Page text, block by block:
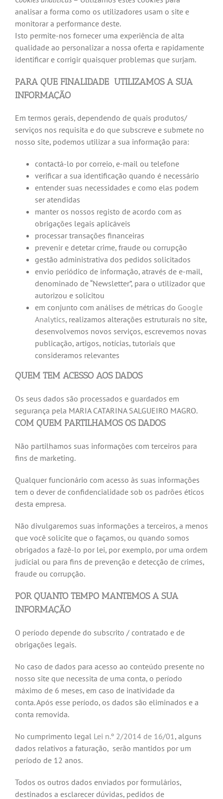
analisar a forma como os utilizadores usam o site e
monitorar a performance deste.
Isto permite-nos fornecer uma experiência de alta
qualidade ao personalizar a nossa oferta e rapidamente
identificar e corrigir quaisquer problemas que surjam.
PARA QUE FINALIDADE UTILIZAMOS A SUA
INFORMAÇÃO
Em termos gerais, dependendo de quais produtos/
serviços nos requisita e do que subscreve e submete no
nosso site, podemos utilizar a sua informação para:
contactá-lo por correio, e-mail ou telefone
verificar a sua identificação quando é necessário
entender suas necessidades e como elas podem
ser atendidas
manter os nossos registo de acordo com as
obrigações legais aplicáveis
processar transações financeiras
prevenir e detetar crime, fraude ou corrupção
gestão administrativa dos pedidos solicitados
envio periódico de informação, através de e-mail,
denominado de “Newsletter”, para o utilizador que
autorizou e solicitou
em conjunto com análises de métricas do Google
Analytics, realizamos alterações estruturais no site,
desenvolvemos novos serviços, escrevemos novas
publicação, artigos, notícias, tutoriais que
consideramos relevantes
QUEM TEM ACESSO AOS DADOS
Os seus dados são processados e guardados em
segurança pela MARIA CATARINA SALGUEIRO MAGRO.
COM QUEM PARTILHAMOS OS DADOS
Não partilhamos suas informações com terceiros para
fins de marketing.
Qualquer funcionário com acesso às suas informações
tem o dever de confidencialidade sob os padrões éticos
desta empresa.
Não divulgaremos suas informações a terceiros, a menos
que você solicite que o façamos, ou quando somos
obrigados a fazê-lo por lei, por exemplo, por uma ordem
judicial ou para fins de prevenção e detecção de crimes,
fraude ou corrupção.
POR QUANTO TEMPO MANTEMOS A SUA
INFORMAÇÃO
O período depende do subscrito / contratado e de
obrigações legais.
No caso de dados para acesso ao conteúdo presente no
nosso site que necessita de uma conta, o período
máximo de 6 meses, em caso de inatividade da
conta. Após esse período, os dados são eliminados e a
conta removida.
No cumprimento legal Lei n.º 2/2014 de 16/01 , alguns
dados relativos a faturação, serão mantidos por um
período de 12 anos.
Todos os outros dados enviados por formulários,
destinados a esclarecer dúvidas, pedidos de